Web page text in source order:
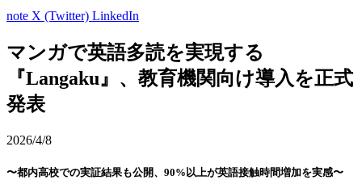
note X (Twitter) LinkedIn
マンガで英語多読を実現する
『Langaku』、教育機関向け導入を正式
発表
2026/4/8
〜都内高校での実証結果も公開、90%以上が英語接触時間増加を実感〜